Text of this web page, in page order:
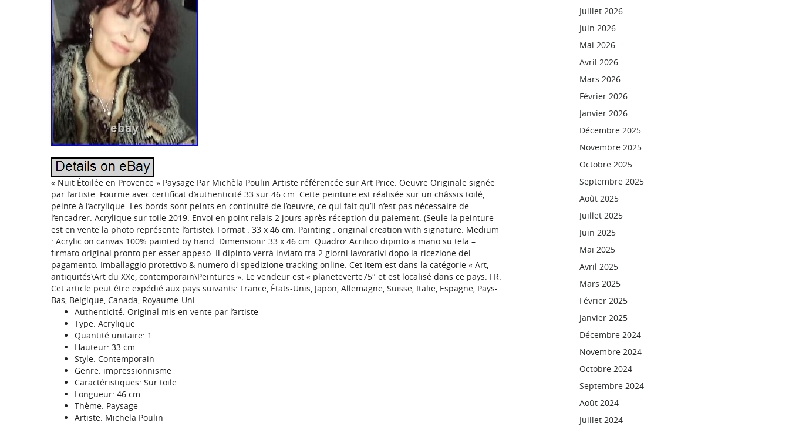
« Nuit Étoilée en Provence » Paysage Par Michèla Poulin Artiste référencée sur Art Price. Oeuvre Originale signée
par l’artiste. Fournie avec certificat d’authenticité 33 sur 46 cm. Cette peinture est réalisée sur un châssis toilé,
peinte à l’acrylique. Les bords sont peints en continuité de l’oeuvre, ce qui fait qu’il n’est pas nécessaire de
l’encadrer. Acrylique sur toile 2019. Envoi en point relais 2 jours après réception du paiement. (Seule la peinture
est en vente la photo représente l’artiste). Format : 33 x 46 cm. Painting : original creation with signature. Medium
: Acrylic on canvas 100% painted by hand. Dimensioni: 33 x 46 cm. Quadro: Acrilico dipinto a mano su tela –
firmato original pronto per esser appeso. Il dipinto verrà inviato tra 2 giorni lavorativi dopo la ricezione del
pagamento. Imballaggio protettivo & numero di spedizione tracking online. Cet item est dans la catégorie « Art,
antiquités\Art du XXe, contemporain\Peintures ». Le vendeur est « planeteverte75″ et est localisé dans ce pays: FR.
Cet article peut être expédié aux pays suivants: France, États-Unis, Japon, Allemagne, Suisse, Italie, Espagne, Pays-
Bas, Belgique, Canada, Royaume-Uni.
Authenticité: Original mis en vente par l’artiste
Type: Acrylique
Quantité unitaire: 1
Hauteur: 33 cm
Style: Contemporain
Genre: impressionnisme
Caractéristiques: Sur toile
Longueur: 46 cm
Thème: Paysage
Artiste: Michela Poulin
Juillet 2026
Juin 2026
Mai 2026
Avril 2026
Mars 2026
Février 2026
Janvier 2026
Décembre 2025
Novembre 2025
Octobre 2025
Septembre 2025
Août 2025
Juillet 2025
Juin 2025
Mai 2025
Avril 2025
Mars 2025
Février 2025
Janvier 2025
Décembre 2024
Novembre 2024
Octobre 2024
Septembre 2024
Août 2024
Juillet 2024